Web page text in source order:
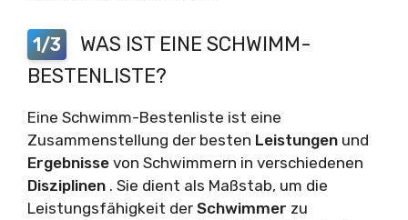
1/3
WAS IST EINE SCHWIMM-
BESTENLISTE?
Eine Schwimm-Bestenliste ist eine
Zusammenstellung der besten Leistungen und
Ergebnisse von Schwimmern in verschiedenen
Disziplinen . Sie dient als Maßstab, um die
Leistungsfähigkeit der Schwimmer zu